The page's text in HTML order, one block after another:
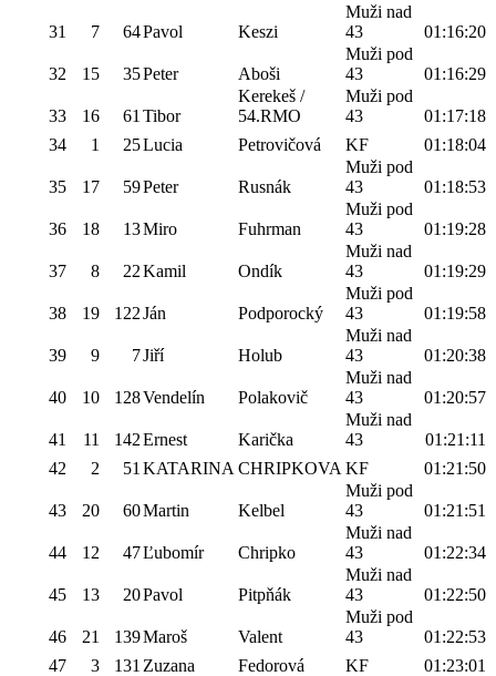
31 7 64Pavol Keszi
Muži nad
43
01:16:20
32 15 35Peter Aboši
Muži pod
43
01:16:29
33 16 61 Tibor
Kerekeš /
54.RMO
Muži pod
43
01:17:18
34
1 25Lucia Petrovičová KF 01:18:04
35 17 59Peter Rusnák
Muži pod
43
01:18:53
36 18 13Miro Fuhrman
Muži pod
43
01:19:28
37 8 22Kamil Ondík
Muži nad
43
01:19:29
38 19 122Ján Podporocký
Muži pod
43
01:19:58
39 9 7Jiří Holub
Muži nad
43
01:20:38
40 10 128Vendelín Polakovič
Muži nad
43
01:20:57
41 11 142Ernest Karička
Muži nad
43
01:21:11
42
2 51 KATARINA CHRIPKOVA KF 01:21:50
43 20 60Martin Kelbel
Muži pod
43
01:21:51
44 12 47Ľubomír Chripko
Muži nad
43
01:22:34
45 13 20Pavol Pitpňák
Muži nad
43
01:22:50
46 21 139Maroš Valent
Muži pod
43
01:22:53
47
3 131 Zuzana Fedorová KF 01:23:01